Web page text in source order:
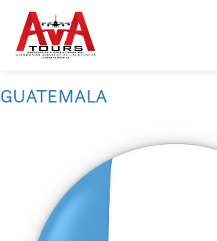
GUATEMALA